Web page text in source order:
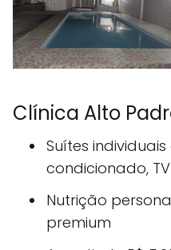
Clínica Alto
Suítes
condicionado, TV
Nutrição
premium